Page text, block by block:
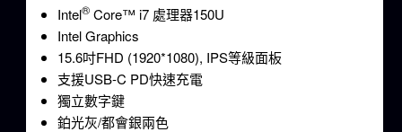
Intel®Core™ i7 處理器150U
Intel Graphics
15.6吋FHD (1920*1080), IPS等級面板
支援USB-C PD快速充電
獨立數字鍵
鉑光灰/都會銀兩色